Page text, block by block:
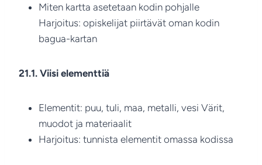
Miten kartta asetetaan kodin pohjalle
Harjoitus: opiskelijat piirtävät oman kodin
bagua-kartan
21.1. Viisi elementtiä
Elementit: puu, tuli, maa, metalli, vesi Värit,
muodot ja materiaalit
Harjoitus: tunnista elementit omassa kodissa